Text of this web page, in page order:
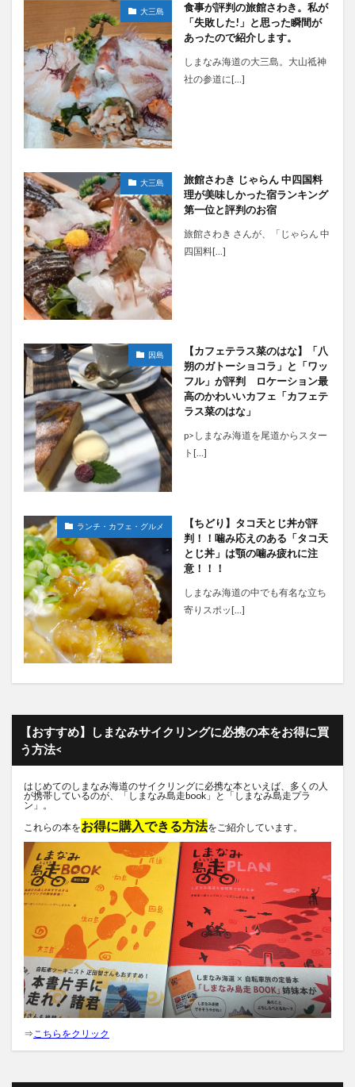
大三島
食事が評判の旅館さわき。私が
「失敗した!」と思った瞬間が
あったので紹介します。
しまなみ海道の大三島。大山祗神
社の参道に[…]
大三島
旅館さわき じゃらん 中四国料
理が美味しかった宿ランキング
第一位と評判のお宿
旅館さわき さんが、「じゃらん 中
四国料[…]
因島
【カフェテラス菜のはな】「八
朔のガトーショコラ」と「ワッ
フル」が評判 ロケーション最
高のかわいいカフェ「カフェテ
ラス菜のはな」
p>しまなみ海道を尾道からスター
ト[…]
ランチ・カフェ・グルメ
【ちどり】タコ天とじ丼が評
判！！噛み応えのある「タコ天
とじ丼」は顎の噛み疲れに注
意！！！
しまなみ海道の中でも有名な立ち
寄りスポッ[…]
【おすすめ】しまなみサイクリングに必携の本をお得に買
う方法<
はじめてのしまなみ海道のサイクリングに必携な本といえば、多くの人
が携帯しているのが、「しまなみ島走book」と「しまなみ島走プラ
ン」。
これらの本をお得に購入できる方法をご紹介しています。
⇒ こちらをクリック